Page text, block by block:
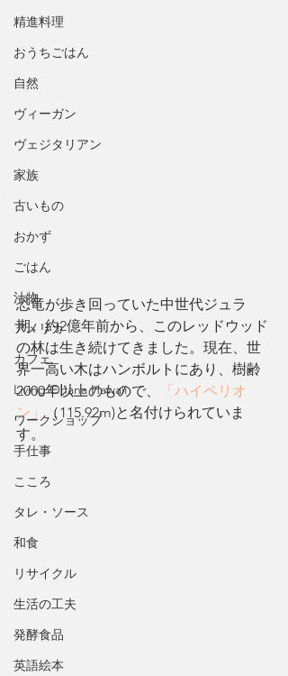
精進料理
おうちごはん
自然
ヴィーガン
ヴェジタリアン
家族
古いもの
おかず
ごはん
汁物
アメリカ
カフェ
Living Ohana Hawaii
ワークショップ
手仕事
こころ
タレ・ソース
和食
リサイクル
生活の工夫
発酵食品
英語絵本
恐竜が歩き回っていた中世代ジュラ
期、約2億年前から、このレッドウッド
の林は生き続けてきました。現在、世
界一高い木はハンボルトにあり、樹齢
2000年以上のもので、
「ハイペリオ
ン」（115.92m)と名付けられていま
す。